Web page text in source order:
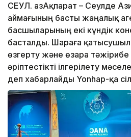
СЕУЛ. ҚазАқпарат – Сеулде
аймағының басты жаңалық
басшыларының екі күндік
басталды. Шараға
өзгерту және өзара
әріптестікті ілгерілету
деп хабарлайды Yonhap-қа